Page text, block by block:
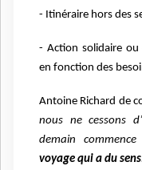
- Itinéraire hors des
- Action solidaire ou
en fonction des
Antoine Richard de
nous ne cessons
demain
voyage qui a du sens